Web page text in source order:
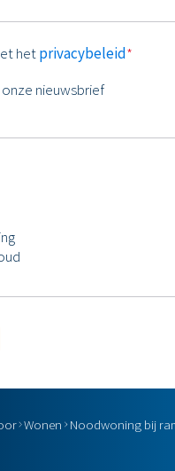
hetprivacybeleid*
nieuwsbrief
Wonen Noodwoning bij